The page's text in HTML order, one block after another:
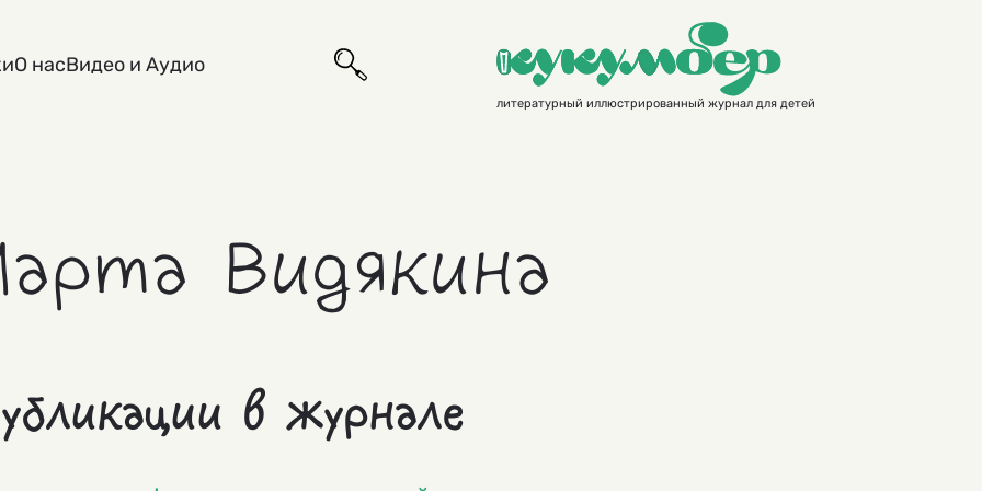
О насВидео и Аудио
литературный иллюстрированный журнал для детей
Видякина
в журнале